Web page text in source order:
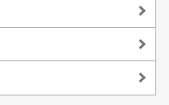
行為を瞑想する
へ向かう3つの瞑想